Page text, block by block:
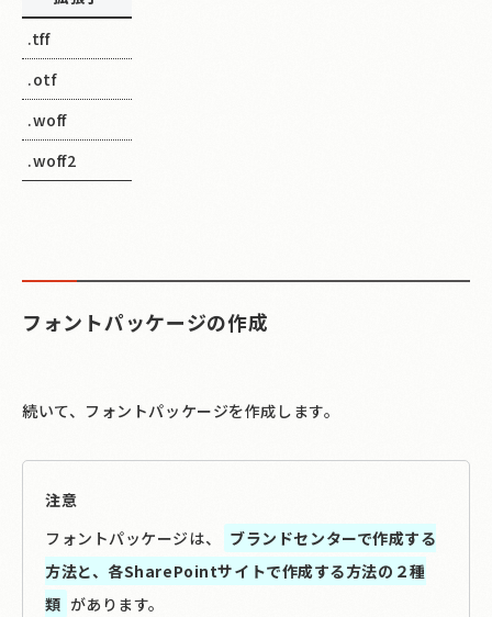
.tff
.otf
.woff
.woff2
フォントパッケージの作成
続いて、フォントパッケージを作成します。
注意
フォントパッケージは、
ブランドセンターで作成する
方法と、各SharePointサイトで作成する方法の２種
類 があります。